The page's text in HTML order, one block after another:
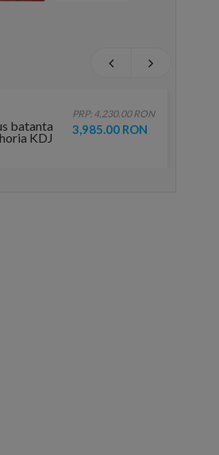
batanta
KDJ
PRP: 4,230.00 RON
3,985.00 RON